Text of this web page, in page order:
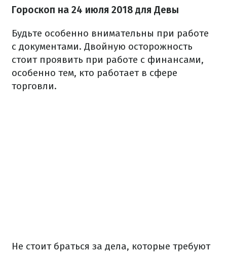
Гороскоп на 24 июля 2018 для Девы
Будьте особенно внимательны при работе
с документами. Двойную осторожность
стоит проявить при работе с финансами,
особенно тем, кто работает в сфере
торговли.
Не стоит браться за дела, которые требуют